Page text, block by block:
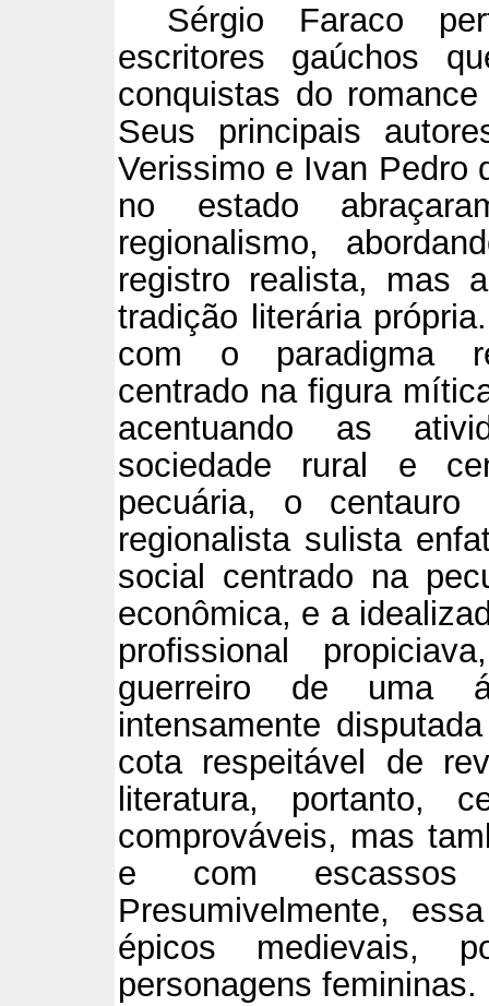
Sérgio Faraco
escritores gaúchos
conquistas do
Seus principais
Verissimo e Ivan Pedro
no estado
regionalismo,
registro realista, mas
tradição literária
com o paradigma
centrado na figura
acentuando as
sociedade rural e
pecuária, o centauro
regionalista sulista
social centrado na
econômica, e a
profissional
guerreiro de uma
intensamente
cota respeitável de
literatura, portanto,
comprováveis, mas
e com escassos
Presumivelmente,
épicos medievais,
personagens femininas.